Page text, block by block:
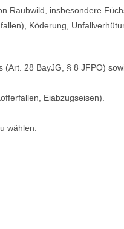
Raubwild, insbesondere
Köderung,
28 BayJG, § 8 JFPO)
Eiabzugseisen).
wählen.